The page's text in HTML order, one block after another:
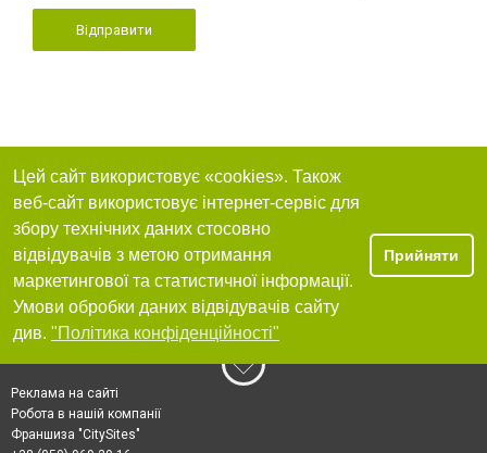
Відправити
Цей сайт використовує «cookies». Також
веб-сайт використовує інтернет-сервіс для
збору технічних даних стосовно
відвідувачів з метою отримання
маркетингової та статистичної інформації.
Умови обробки даних відвідувачів сайту
див. "Політика конфіденційності"
Прийняти
Реклама на сайті
Робота в нашій компанії
Франшиза "CitySites"